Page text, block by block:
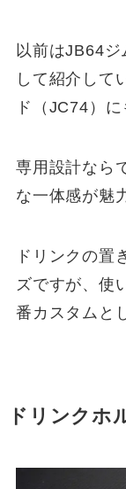
以前はJB64
して紹介して
ド（JC74）
専用設計なら
な一体感が魅
ドリンクの置
ズですが、使
番カスタムと
ドリンクホ